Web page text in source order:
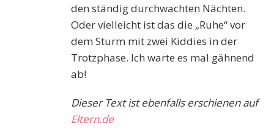
den ständig durchwachten Nächten.
Oder vielleicht ist das die „Ruhe“ vor
dem Sturm mit zwei Kiddies in der
Trotzphase. Ich warte es mal gähnend
ab!
Dieser Text ist ebenfalls erschienen auf
Eltern.de